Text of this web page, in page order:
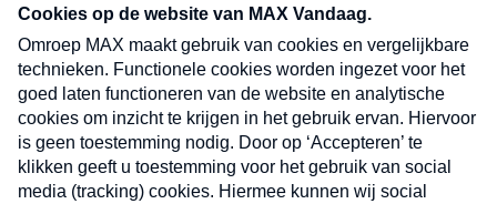
nieuwsbrief. Elke vrijdag- en dinsdagochtend in
uw mailbox.
Verzend